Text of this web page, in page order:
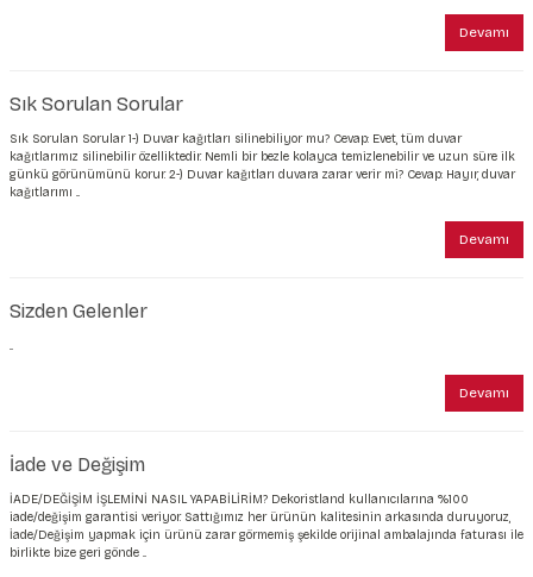
Devamı
Sık Sorulan Sorular
Sık Sorulan Sorular 1-) Duvar kağıtları silinebiliyor mu? Cevap: Evet, tüm duvar
kağıtlarımız silinebilir özelliktedir. Nemli bir bezle kolayca temizlenebilir ve uzun süre ilk
günkü görünümünü korur. 2-) Duvar kağıtları duvara zarar verir mi? Cevap: Hayır, duvar
kağıtlarımı ...
Devamı
Sizden Gelenler
...
Devamı
İade ve Değişim
İADE/DEĞİŞİM İŞLEMİNİ NASIL YAPABİLİRİM? Dekoristland kullanıcılarına %100
iade/değişim garantisi veriyor. Sattığımız her ürünün kalitesinin arkasında duruyoruz,
İade/Değişim yapmak için ürünü zarar görmemiş şekilde orijinal ambalajında faturası ile
birlikte bize geri gönde ...